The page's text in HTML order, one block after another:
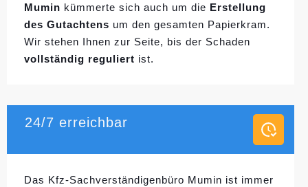
Mumin kümmerte sich auch um die Erstellung
des Gutachtens um den gesamten Papierkram.
Wir stehen Ihnen zur Seite, bis der Schaden
vollständig reguliert ist.
24/7 erreichbar
Das Kfz-Sachverständigenbüro Mumin ist immer